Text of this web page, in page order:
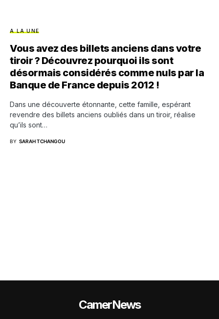
A LA UNE
Vous avez des billets anciens dans votre
tiroir ? Découvrez pourquoi ils sont
désormais considérés comme nuls par la
Banque de France depuis 2012 !
Dans une découverte étonnante, cette famille, espérant
revendre des billets anciens oubliés dans un tiroir, réalise
qu’ils sont…
BY SARAH TCHANGOU
CamerNews